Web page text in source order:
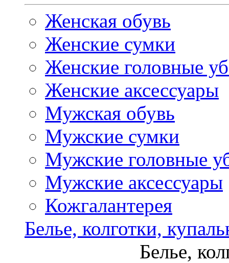
Женская обувь
Женские сумки
Женские головные
Женские аксессуары
Мужская обувь
Мужские сумки
Мужские головные
Мужские аксессуары
Кожгалантерея
Белье, колготки,
Белье,